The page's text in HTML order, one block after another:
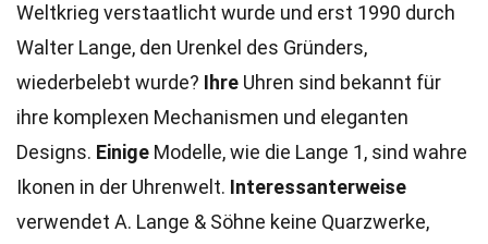
Weltkrieg verstaatlicht wurde und erst 1990 durch
Walter Lange, den Urenkel des Gründers,
wiederbelebt wurde? Ihre Uhren sind bekannt für
ihre komplexen Mechanismen und eleganten
Designs. Einige Modelle, wie die Lange 1, sind wahre
Ikonen in der Uhrenwelt. Interessanterweise
verwendet A. Lange & Söhne keine Quarzwerke,